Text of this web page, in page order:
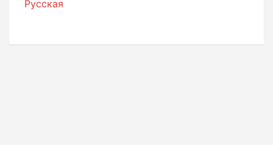
Русская